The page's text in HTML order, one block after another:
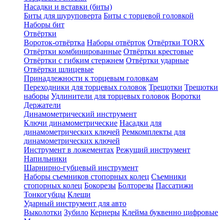
Насадки и вставки (биты)
Биты для шуруповерта Биты с торцевой головкой
Наборы бит
Отвёртки
Вороток-отвёртка Наборы отвёрток Отвёртки TORX
Отвёртки комбинированные Отвёртки крестовые
Отвёртки с гибким стержнем Отвёртки ударные
Отвёртки шлицевые
Принадлежности к торцевым головкам
Переходники для торцевых головок Трещотки Трещотки
наборы Удлинители для торцевых головок Воротки
Держатели
Динамометрический инструмент
Ключи динамометрические Насадки для
динамометрических ключей Ремкомплекты для
динамометрических ключей
Инструмент в ложементах Режущий инструмент
Напильники
Шарнирно-губцевый инструмент
Наборы съемников стопорных колец Съемники
стопорных колец Бокорезы Болторезы Пассатижи
Тонкогубцы Клещи
Ударный инструмент для авто
Выколотки Зубило Кернеры Клейма буквенно цифровые